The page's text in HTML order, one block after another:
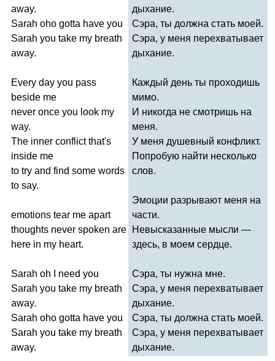
away.
Sarah oho gotta have you
Sarah you take my breath
away.
Every day you pass
beside me
never once you look my
way.
The inner conflict that's
inside me
to try and find some words
to say.
emotions tear me apart
thoughts never spoken are
here in my heart.
Sarah oh need you
Sarah you take my breath
away.
Sarah oho gotta have you
Sarah you take my breath
away.
дыхание.
Сэра, ты должна стать моей.
Сэра, у меня перехватывает
дыхание.
Каждый день ты проходишь
мимо.
И никогда не смотришь на
меня.
У меня душевный конфликт.
Попробую найти несколько
слов.
Эмоции разрывают меня на
части.
Невысказанные мысли —
здесь, в моем сердце.
Сэра, ты нужна мне.
Сэра, у меня перехватывает
дыхание.
Сэра, ты должна стать моей.
Сэра, у меня перехватывает
дыхание.